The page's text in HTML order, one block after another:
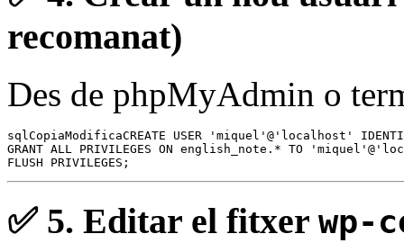
recomanat)
Des de phpMyAdmin o
sqlCopiaModificaCREATE USER 'miquel'@'localhost'
GRANT ALL PRIVILEGES ON english_note.* TO
✅ 5. Editar el fitxer wp-